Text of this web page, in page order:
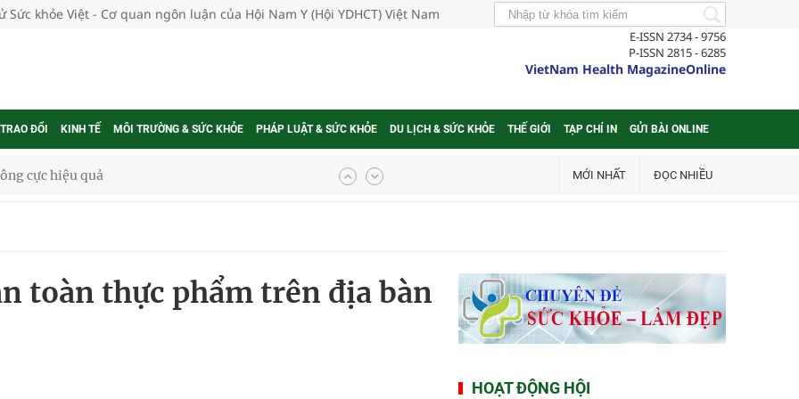
Sức khỏe Việt - Cơ quan ngôn luận của Hội Nam Y (Hội YDHCT) Việt Nam
E-ISSN 2734 - 9756
P-ISSN 2815 - 6285
VietNam Health MagazineOnline
ĐỔI KINH TẾ MÔI TRƯỜNG & SỨC KHỎE PHÁP LUẬT & SỨC KHỎE DU LỊCH & SỨC KHỎE THẾ GIỚI TẠP CHÍ IN GỬI BÀI ONLINE
gia
ung thư
Của Các Loài Nhân Sâm (Panax Spp.): Tổng
MỚI NHẤT ĐỌC NHIỀU
toàn thực phẩm trên địa bàn
HOẠT ĐỘNG HỘI